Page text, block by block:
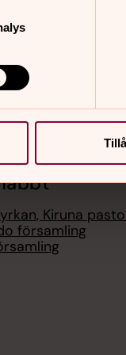
Kiruna
församling